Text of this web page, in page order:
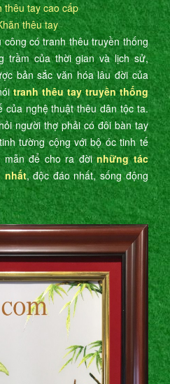
thêu tay cao cấp
thêu tay
công có tranh thêu truyền thống
trầm của thời gian và lịch sử,
bản sắc văn hóa lâu đời của
tranh thêu tay truyền thống
của nghệ thuật thêu dân tộc ta.
người thợ phải có đôi bàn tay
tường cộng với bộ óc tinh tế
mẫn để cho ra đờinhững tác
nhất, độc đáo nhất, sống động